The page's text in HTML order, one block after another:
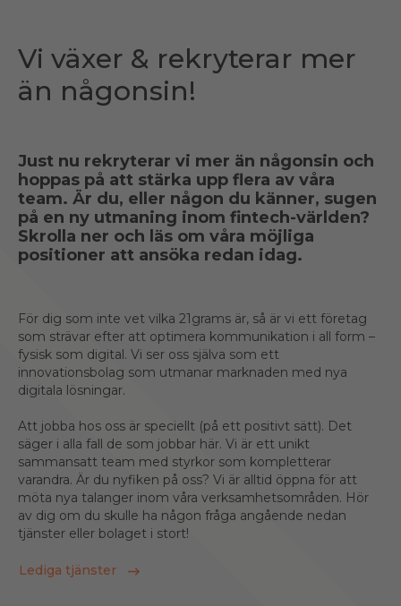
Vi växer & rekryterar mer
än någonsin!
Just nu rekryterar vi mer än någonsin och
hoppas på att stärka upp flera av våra
team. Är du, eller någon du känner, sugen
på en ny utmaning inom fintech-världen?
Skrolla ner och läs om våra möjliga
positioner att ansöka redan idag.
För dig som inte vet vilka 21grams är, så är vi ett företag
som strävar efter att optimera kommunikation i all form –
fysisk som digital. Vi ser oss själva som ett
innovationsbolag som utmanar marknaden med nya
digitala lösningar.
Att jobba hos oss är speciellt (på ett positivt sätt). Det
säger i alla fall de som jobbar här. Vi är ett unikt
sammansatt team med styrkor som kompletterar
varandra. Är du nyfiken på oss? Vi är alltid öppna för att
möta nya talanger inom våra verksamhetsområden. Hör
av dig om du skulle ha någon fråga angående nedan
tjänster eller bolaget i stort!
Lediga tjänster